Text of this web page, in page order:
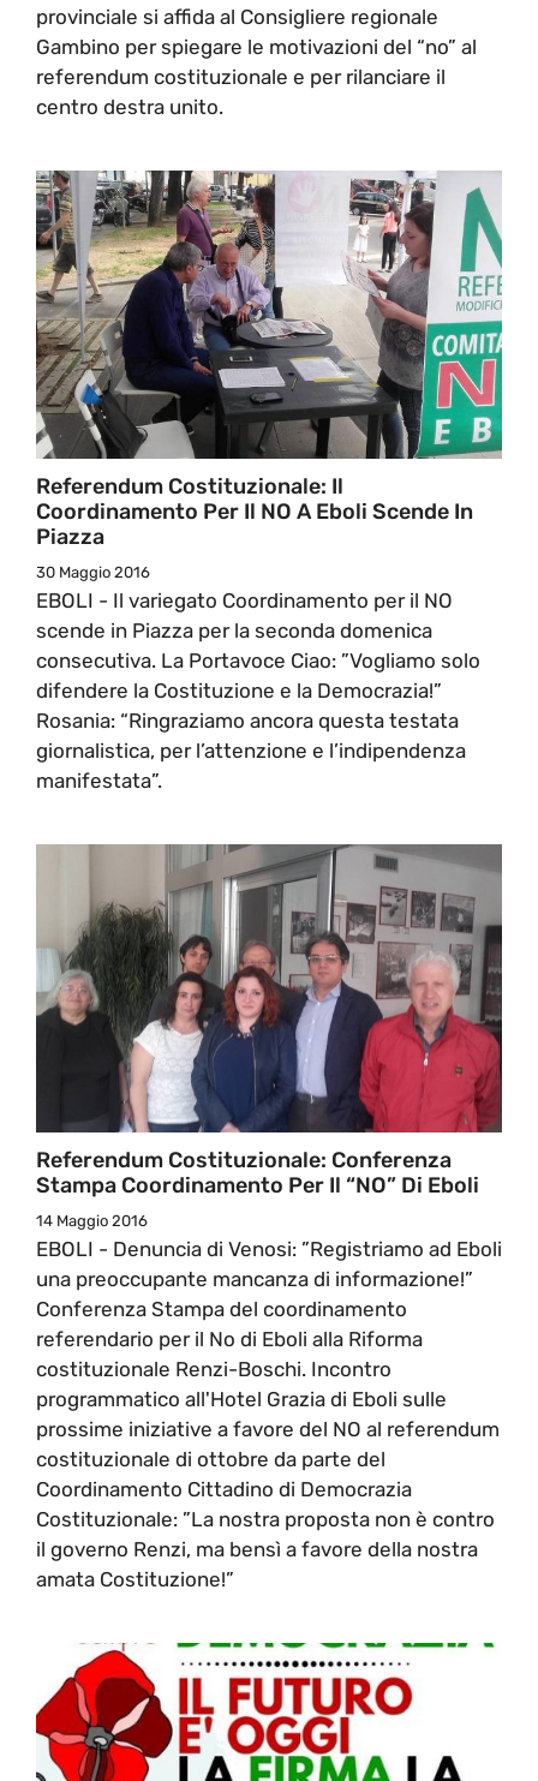
provinciale si affida al Consigliere regionale
Gambino per spiegare le motivazioni del “no” al
referendum costituzionale e per rilanciare il
centro destra unito.
Referendum Costituzionale: Il
Coordinamento Per Il NO A Eboli Scende In
Piazza
30 Maggio 2016
EBOLI - Il variegato Coordinamento per il NO
scende in Piazza per la seconda domenica
consecutiva. La Portavoce Ciao: ”Vogliamo solo
difendere la Costituzione e la Democrazia!”
Rosania: “Ringraziamo ancora questa testata
giornalistica, per l’attenzione e l’indipendenza
manifestata”.
Referendum Costituzionale: Conferenza
Stampa Coordinamento Per Il “NO” Di Eboli
14 Maggio 2016
EBOLI - Denuncia di Venosi: ”Registriamo ad Eboli
una preoccupante mancanza di informazione!”
Conferenza Stampa del coordinamento
referendario per il No di Eboli alla Riforma
costituzionale Renzi-Boschi. Incontro
programmatico all'Hotel Grazia di Eboli sulle
prossime iniziative a favore del NO al referendum
costituzionale di ottobre da parte del
Coordinamento Cittadino di Democrazia
Costituzionale: ”La nostra proposta non è contro
il governo Renzi, ma bensì a favore della nostra
amata Costituzione!”